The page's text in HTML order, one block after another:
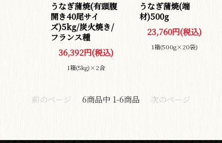
お問い合わせ お買い物ガイド
プライバシーポリシー
うなぎ蒲焼(有頭腹
開き40尾サイ
ズ)5kg/炭火焼き/
フランス種
36,392円(税込)
1箱(5kg)×2合
うなぎ蒲焼(端
材)500g
23,760円(税込)
1箱(500g×20袋)
前のページ 6商品中 1-6商品 次のページ